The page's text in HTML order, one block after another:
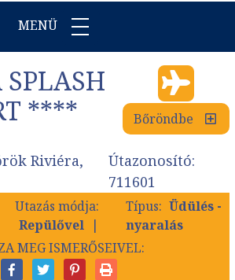
MENÜ
****
Bőröndbe
Riviéra,
Útazonosító:
711601
Utazás módja:
Repülővel
Típus: Üdülés -
nyaralás
MEG ISMERŐSEIVEL: